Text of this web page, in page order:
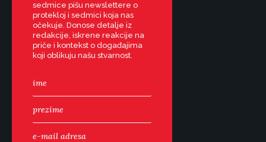
sedmice pišu newslettere o
protekloj i sedmici koja nas
očekuje. Donose detalje iz
redakcije, iskrene reakcije na
priče i kontekst o događajima
koji oblikuju našu stvarnost.